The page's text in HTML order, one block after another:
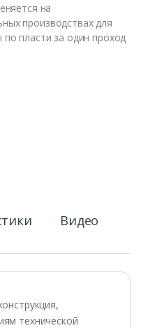
на
производствах для
пласти за один проход
Видео
технической